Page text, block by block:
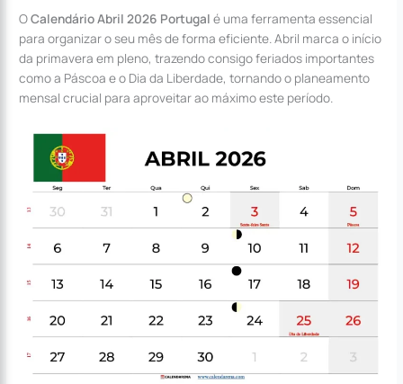
OCalendário Abril 2026 Portugal é uma ferramenta essencial
para organizar o seu mês de forma eficiente. Abril marca o início
da primavera em pleno, trazendo consigo feriados importantes
como a Páscoa e o Dia da Liberdade, tornando o planeamento
mensal crucial para aproveitar ao máximo este período.